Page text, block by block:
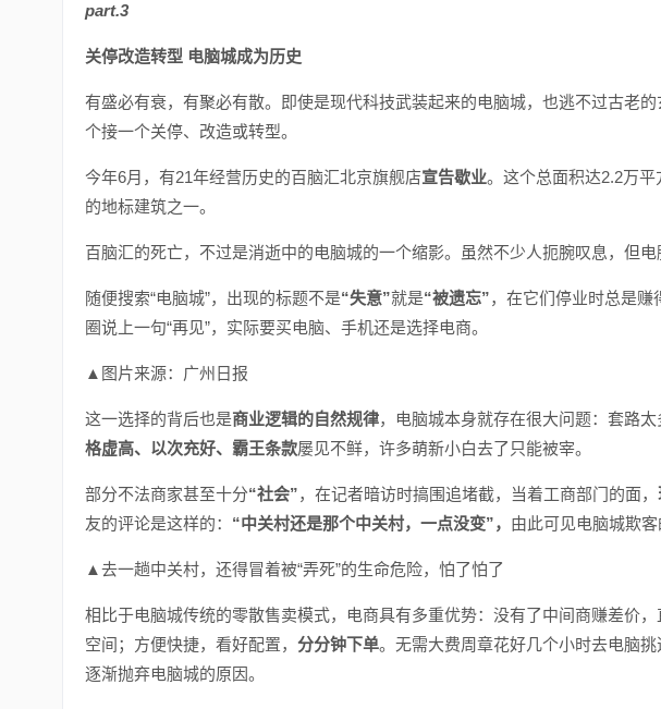
part.3
关停改造转型 电脑城成为历史
有盛必有衰，有聚必有散。即使是现代科技武装起来的电脑城，也逃不过古老
个接一个关停、改造或转型。
今年6月，有21年经营历史的百脑汇北京旗舰店宣告歇业。这个总面积达2.2万
的地标建筑之一。
百脑汇的死亡，不过是消逝中的电脑城的一个缩影。虽然不少人扼腕叹息，但电
随便搜索“电脑城”，出现的标题不是“失意”就是“被遗忘”，在它们停业时总是
圈说上一句“再见”，实际要买电脑、手机还是选择电商。
▲图片来源：广州日报
这一选择的背后也是商业逻辑的自然规律，电脑城本身就存在很大问题：套路
格虚高、以次充好、霸王条款屡见不鲜，许多萌新小白去了只能被宰。
部分不法商家甚至十分“社会”，在记者暗访时搞围追堵截，当着工商部门的面，
友的评论是这样的： “中关村还是那个中关村，一点没变”， 由此可见电脑城欺客
▲去一趟中关村，还得冒着被“弄死”的生命危险，怕了怕了
相比于电脑城传统的零散售卖模式，电商具有多重优势：没有了中间商赚差价，
空间；方便快捷，看好配置， 分分钟下单。无需大费周章花好几个小时去电脑
逐渐抛弃电脑城的原因。